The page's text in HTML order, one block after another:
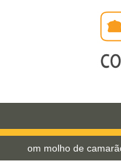
camarão